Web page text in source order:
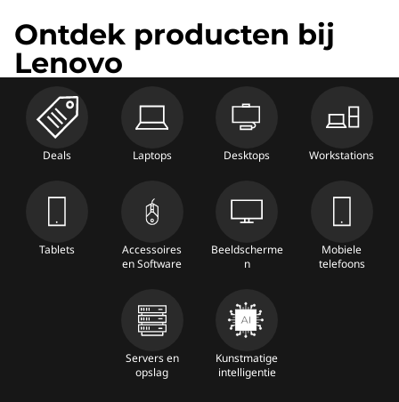
b
Ontdek producten bij
Lenovo
Deals Laptops Desktops Workstations
Tablets
Accessoires
en Software
Beeldscherme
n
Mobiele
telefoons
Servers en
opslag
Kunstmatige
intelligentie